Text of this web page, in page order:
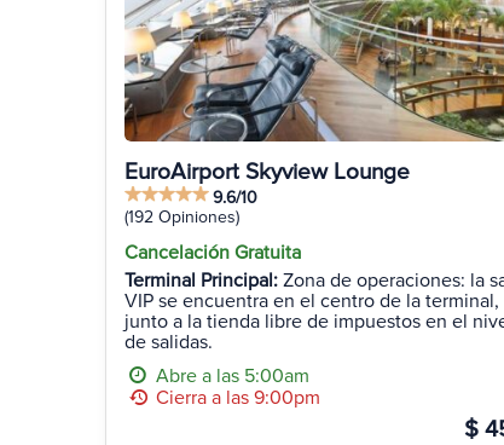
EuroAirport Skyview Lounge
9.6/10
(192 Opiniones)
Cancelación Gratuita
Terminal Principal: Zona de operaciones: la
VIP se encuentra en el centro de la terminal,
junto a la tienda libre de impuestos en el
de salidas.
Abre a las 5:00am
Cierra a las 9:00pm
$